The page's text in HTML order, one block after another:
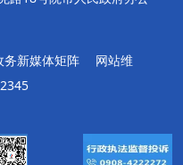
务新媒体矩阵
网站维